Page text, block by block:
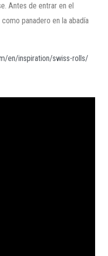
Antes de entrar en el
panadero en la abadía
en/inspiration/swiss-rolls/